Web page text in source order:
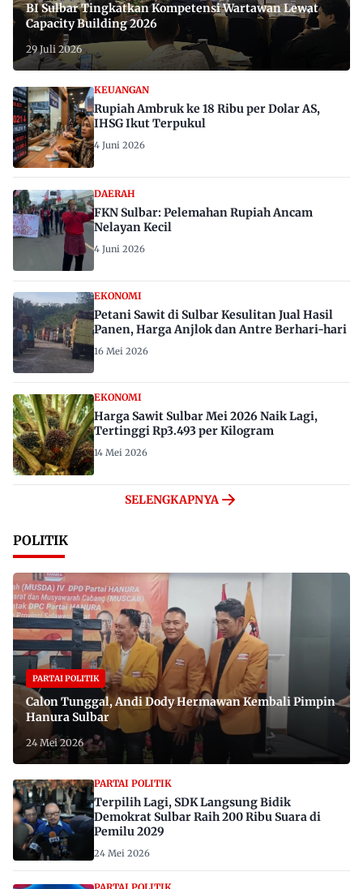
BI Sulbar Tingkatkan Kompetensi Wartawan Lewat
Capacity Building 2026
29 Juli 2026
KEUANGAN
Rupiah Ambruk ke 18 Ribu per Dolar AS,
IHSG Ikut Terpukul
4 Juni 2026
DAERAH
FKN Sulbar: Pelemahan Rupiah Ancam
Nelayan Kecil
4 Juni 2026
EKONOMI
Petani Sawit di Sulbar Kesulitan Jual Hasil
Panen, Harga Anjlok dan Antre Berhari-hari
16 Mei 2026
EKONOMI
Harga Sawit Sulbar Mei 2026 Naik Lagi,
Tertinggi Rp3.493 per Kilogram
14 Mei 2026
SELENGKAPNYA
POLITIK
PARTAI POLITIK
Calon Tunggal, Andi Dody Hermawan Kembali Pimpin
Hanura Sulbar
24 Mei 2026
PARTAI POLITIK
Terpilih Lagi, SDK Langsung Bidik
Demokrat Sulbar Raih 200 Ribu Suara di
Pemilu 2029
24 Mei 2026